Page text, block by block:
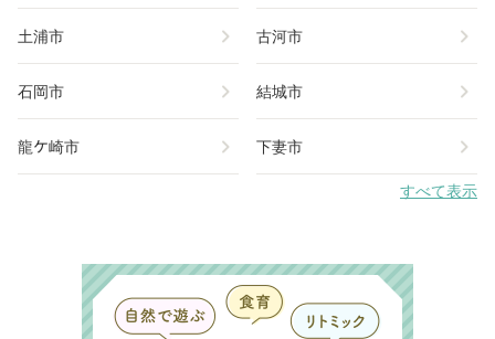
土浦市 chevron_right 古河市 chevron_right
石岡市 chevron_right 結城市 chevron_right
龍ケ崎市 chevron_right 下妻市 chevron_right
すべて表示